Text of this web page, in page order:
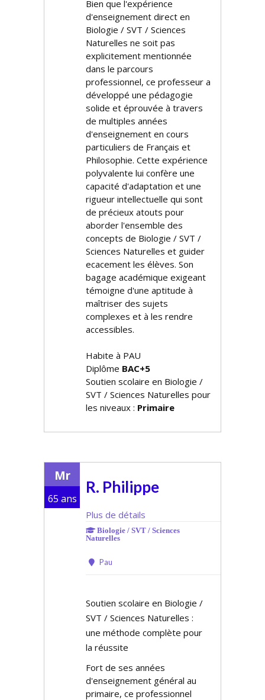
Bien que l'expérience
d'enseignement direct en
Biologie / SVT / Sciences
Naturelles ne soit pas
explicitement mentionnée
dans le parcours
professionnel, ce professeur a
développé une pédagogie
solide et éprouvée à travers
de multiples années
d'enseignement en cours
particuliers de Français et
Philosophie. Cette expérience
polyvalente lui confère une
capacité d'adaptation et une
rigueur intellectuelle qui sont
de précieux atouts pour
aborder l'ensemble des
concepts de Biologie / SVT /
Sciences Naturelles et guider
efficacement les élèves. Son
bagage académique exigeant
témoigne d'une aptitude à
maîtriser des sujets
complexes et à les rendre
accessibles.
Habite à PAU
Diplôme BAC+5
Soutien scolaire en Biologie /
SVT / Sciences Naturelles pour
les niveaux : Primaire
Mr
65 ans
R. Philippe
Plus de détails
Biologie / SVT / Sciences
Naturelles
Pau
Soutien scolaire en Biologie /
SVT / Sciences Naturelles :
une méthode complète pour
la réussite
Fort de ses années
d'enseignement général au
primaire, ce professionnel